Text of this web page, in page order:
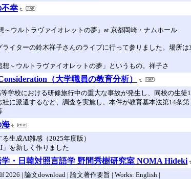
不幸
～ウルトラヴァイオレットの夢』at 京都岡崎・ナムホール
イターの鈴木祥子さんのライブに行って参りました。場所
～ウルトラヴァイオレットの夢」というもの。祥子さ
（大学職員の教育分析）
学校における研修旅行中の重大な事故が発生し、同校の生
に派遣するなど、調査を実施し、本件が教育基本法第14条
海
生成AI雑感（2025年度版）
を新しく作りました
・日韓対照言語学 野間秀樹研究室 NOMA Hideki
2026 | 論文download | 論文著作要旨 | Works: English |